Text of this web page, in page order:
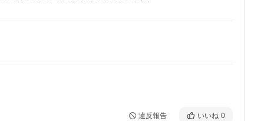
違反報告 いいね 0